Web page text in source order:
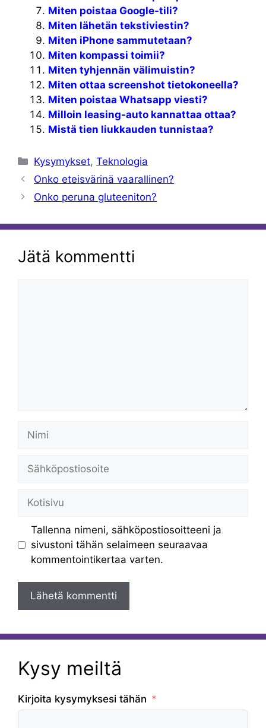
Miten poistaa Google-tili?
Miten lähetän tekstiviestin?
Miten iPhone sammutetaan?
Miten kompassi toimii?
Miten tyhjennän välimuistin?
Miten ottaa screenshot tietokoneella?
Miten poistaa Whatsapp viesti?
Milloin leasing-auto kannattaa ottaa?
Mistä tien liukkauden tunnistaa?
Kategoriat
Kysymykset,Teknologia
Onko eteisvärinä vaarallinen?
Onko peruna gluteeniton?
Jätä kommentti
Tallenna nimeni, sähköpostiosoitteeni ja
sivustoni tähän selaimeen seuraavaa
kommentointikertaa varten.
Kysy meiltä
Kirjoita kysymyksesi tähän